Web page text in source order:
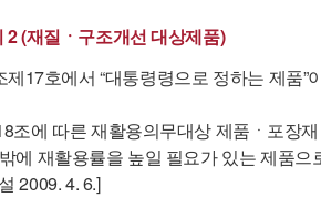
2 (재질ㆍ구조개선 대상제품)
제17호에서 “대통령령으로 정하는 제품
조에 따른 재활용의무대상 제품ㆍ포장재
에 재활용률을 높일 필요가 있는 제품
2009. 4. 6.]